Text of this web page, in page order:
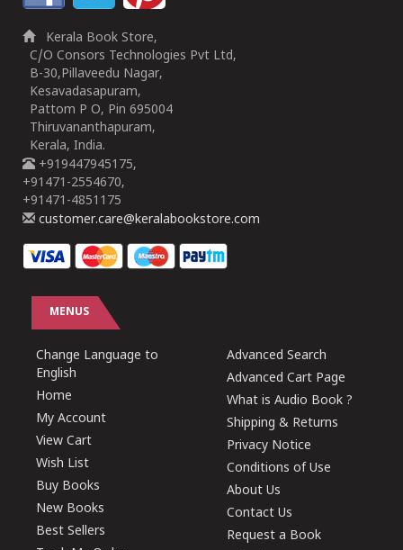
Kerala Book Store,
C/O Consors Technologies Pvt Ltd,
B-30,Pillaveedu Nagar,
Kesavadasapuram,
Pattom P O, Pin 695004
Thiruvananthapuram,
Kerala, India.
+919447945175,
+91471-2554670,
+91471-4851175
customer.care@keralabookstore.com
MENUS
Change Language to
English
Home
My Account
View Cart
Wish List
Buy Books
New Books
Best Sellers
Advanced Search
Advanced Cart Page
What is Audio Book ?
Shipping & Returns
Privacy Notice
Conditions of Use
About Us
Contact Us
Request a Book